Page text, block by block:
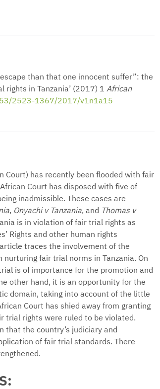
than that one innocent suffer”: the
rights in Tanzania’ (2017) 1 African
2523-1367/2017/v1n1a15
Court) has recently been flooded with fair
Court has disposed with five of
inadmissible. These cases are
, Onyachi v Tanzania, and
Thomas v
is in violation of fair trial rights as
Rights and other human rights
traces the involvement of the
fair trial norms in Tanzania. On
is of importance for the promotion and
other hand, it is an opportunity for the
domain, taking into account of the little
Court has shied away from granting
trial rights were ruled to be violated.
that the country’s judiciary and
of fair trial standards. There